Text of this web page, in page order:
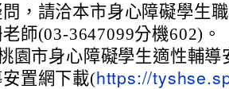
，請洽本市身心障礙學生職
師(03-3647099分機602)。
園市身心障礙學生適性輔導
置網下載(https://